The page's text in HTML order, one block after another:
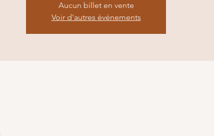
Aucun billet en vente
Voir d'autres événements